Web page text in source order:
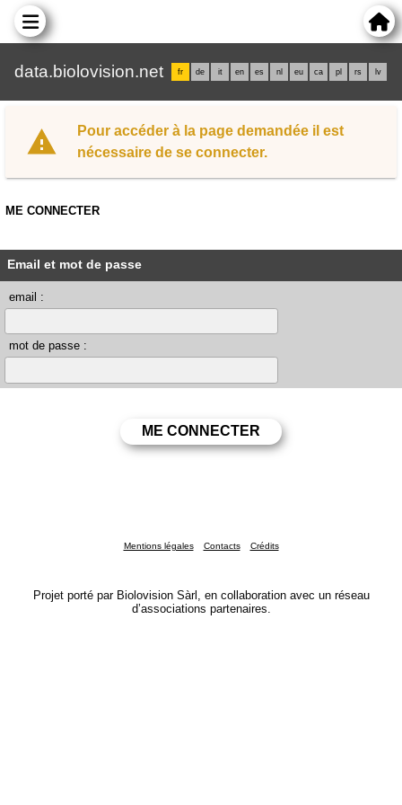
data.biolovision.net fr de it en es nl eu ca pl rs lv
Pour accéder à la page demandée il est
nécessaire de se connecter.
ME CONNECTER
Email et mot de passe
email :
mot de passe :
Mentions légales Contacts Crédits
Projet porté par Biolovision Sàrl, en collaboration avec un réseau
d’associations partenaires.